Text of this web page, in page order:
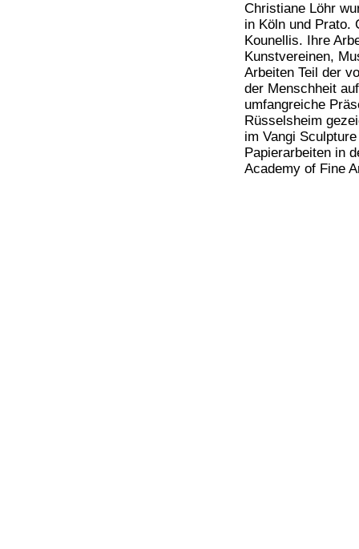
Christiane Löhr
in Köln und Prato.
Kounellis. Ihre
Kunstvereinen,
Arbeiten Teil der
der Menschheit
umfangreiche
Rüsselsheim
im Vangi
Papierarbeiten in
Academy of Fine